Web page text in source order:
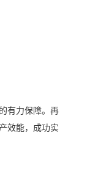
有力保障。再
效能，成功实